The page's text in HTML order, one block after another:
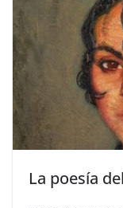
La poesía